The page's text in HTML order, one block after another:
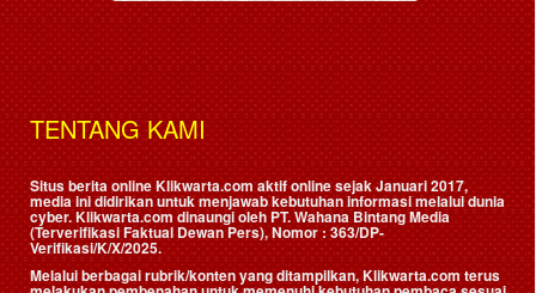
TENTANG KAMI
Situs berita online Klikwarta.com aktif online sejak Januari 2017,
media ini didirikan untuk menjawab kebutuhan informasi melalui dunia
cyber. Klikwarta.com dinaungi oleh PT. Wahana Bintang Media
(Terverifikasi Faktual Dewan Pers), Nomor : 363/DP-
Verifikasi/K/X/2025.
Melalui berbagai rubrik/konten yang ditampilkan, Klikwarta.com terus